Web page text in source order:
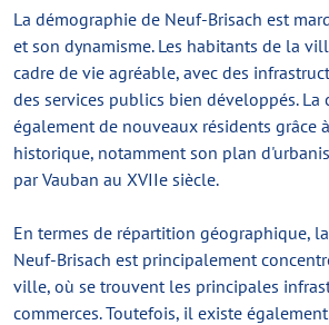
La démographie de Neuf-Brisach est
et son dynamisme. Les habitants de la
cadre de vie agréable, avec des
des services publics bien développés. La
également de nouveaux résidents grâce
historique, notamment son plan
par Vauban au XVIIe siècle.
En termes de répartition géographique,
Neuf-Brisach est principalement
ville, où se trouvent les principales
commerces. Toutefois, il existe